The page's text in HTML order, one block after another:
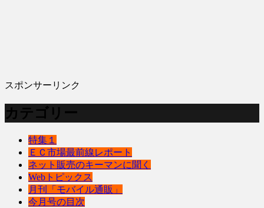
スポンサーリンク
カテゴリー
特集１
ＥＣ市場最前線レポート
ネット販売のキーマンに聞く
Webトピックス
月刊「モバイル通販」
今月号の目次